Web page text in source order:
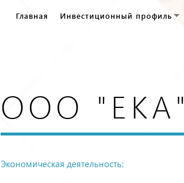
Главное меню
Главная Инвестиционный профиль
ООО "ЕКА"
Экономическая деятельность: